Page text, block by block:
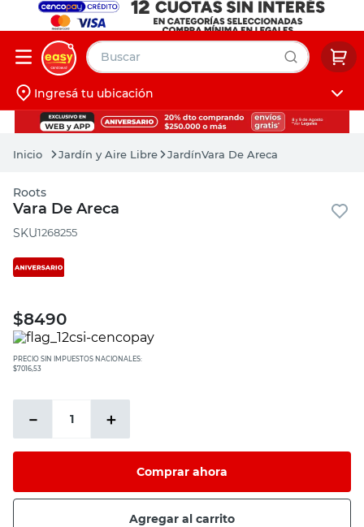
Buscar
Iniciá sesión
Ingresá tu ubicación
Jardín y Aire Libre JardínVara De Areca
Roots
Vara De Areca
:1268255
$8490
PRECIO SIN IMPUESTOS NACIONALES:
$7016,53
＋
－
Comprar ahora
Agregar al carrito
muebles
pintura
escritorio
puertas